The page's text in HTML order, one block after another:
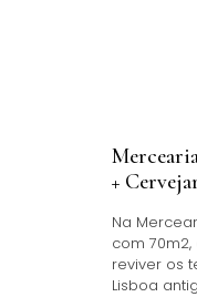
+
Na
com
reviver os
Lisboa